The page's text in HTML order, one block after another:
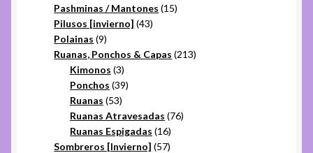
productos
Pashminas / Mantones 1515
Pilusos [invierno] 4343
Polainas 99
productos
Ruanas, Ponchos & Capas 213213
Kimonos 33
productos
Ponchos 3939
Ruanas 5353
productos
Ruanas Atravesadas 7676
Ruanas Espigadas 1616
productos
Sombreros [Invierno] 5757